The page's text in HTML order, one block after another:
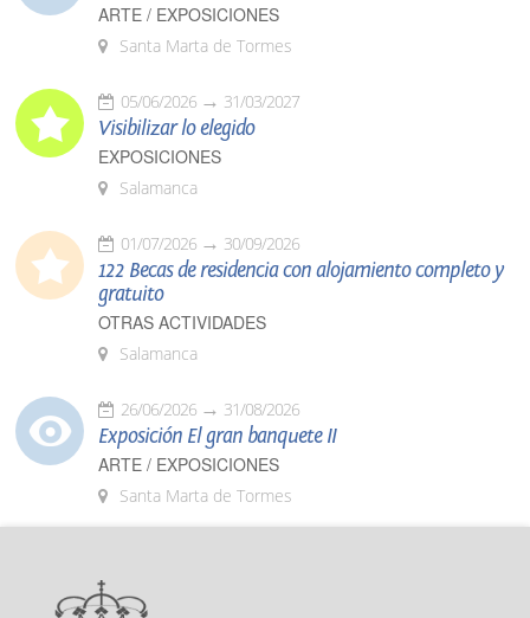
ARTE / EXPOSICIONES
Santa Marta de Tormes
05/06/2026 31/03/2027
Visibilizar lo elegido
EXPOSICIONES
Salamanca
01/07/2026 30/09/2026
122 Becas de residencia con alojamiento completo y
gratuito
OTRAS ACTIVIDADES
Salamanca
26/06/2026 31/08/2026
Exposición El gran banquete II
ARTE / EXPOSICIONES
Santa Marta de Tormes